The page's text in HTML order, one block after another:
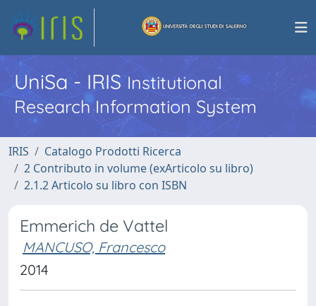
UniSa - IRISInstitutional
Research Information System
IRIS
Catalogo Prodotti Ricerca
2 Contributo in volume (exArticolo su libro)
2.1.2 Articolo su libro con ISBN
Emmerich de Vattel
MANCUSO, Francesco
2014